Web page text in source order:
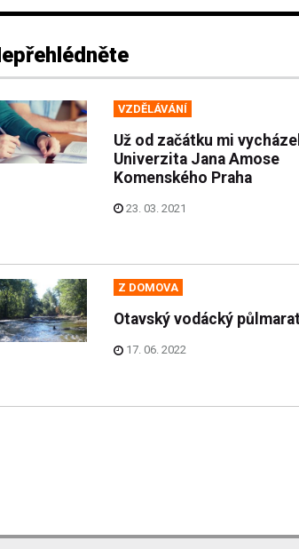
VZDĚLÁVÁNÍ
Už od začátku mi
Univerzita Jana Amose
Komenského Praha
23. 03. 2021
Z DOMOVA
Otavský vodácký
17. 06. 2022